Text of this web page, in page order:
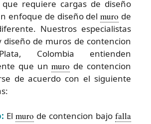
requiere cargas de diseño
enfoque de diseño delmuro de
Nuestros especialistas
diseño de muros de contencion
Colombia entienden
que unmuro de contencion
de acuerdo con el siguiente
El muro de contencion bajo falla